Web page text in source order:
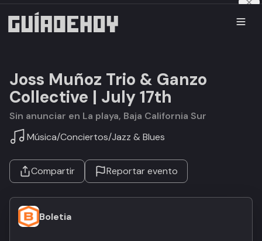
Joss Muñoz Trio & Ganzo
Collective | July 17th
Sin anunciar en La playa, Baja California Sur
Música/Conciertos/Jazz & Blues
Compartir Reportar evento
Boletia